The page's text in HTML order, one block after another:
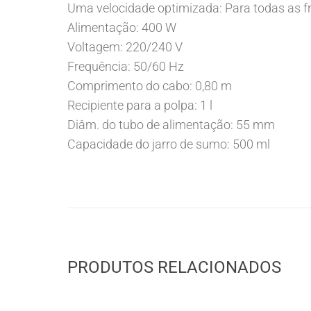
Uma velocidade optimizada: Para todas as
Alimentação: 400 W
Voltagem: 220/240 V
Frequência: 50/60 Hz
Comprimento do cabo: 0,80 m
Recipiente para a polpa: 1 l
Diâm. do tubo de alimentação: 55 mm
Capacidade do jarro de sumo: 500 ml
PRODUTOS RELACIONADOS